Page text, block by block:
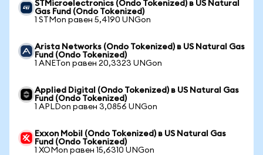
STMicroelectronics (Ondo Tokenized) в US Natural
Gas Fund (Ondo Tokenized)
1 STMon равен 5,4190 UNGon
Arista Networks (Ondo Tokenized) в US Natural Gas
Fund (Ondo Tokenized)
1 ANETon равен 20,3323 UNGon
Applied Digital (Ondo Tokenized) в US Natural Gas
Fund (Ondo Tokenized)
1 APLDon равен 3,0856 UNGon
Exxon Mobil (Ondo Tokenized) в US Natural Gas
Fund (Ondo Tokenized)
1 XOMon равен 15,6310 UNGon